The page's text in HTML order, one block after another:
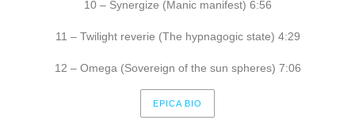
10 – Synergize (Manic manifest) 6:56
11 – Twilight reverie (The hypnagogic state) 4:29
12 – Omega (Sovereign of the sun spheres) 7:06
EPICA BIO